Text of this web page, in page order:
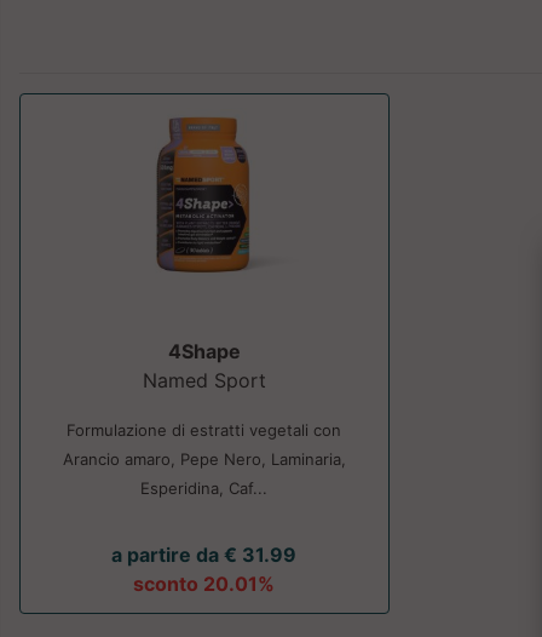
4Shape
Named Sport
Formulazione di estratti vegetali con
Arancio amaro, Pepe Nero, Laminaria,
Esperidina, Caf...
a partire da € 31.99
sconto 20.01%